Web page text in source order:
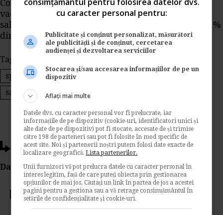
Contractul colectiv de munca aplicabil prima de
vacanta nu se acorda diferentiat apreciem ca
salariatul beneficiaza de prima in cuantum de 75%
din salariu de baza.
Tags:
sporuri si indemnizatii
concediu medical
salariu de baza
Ti-a placut acest articol?
Da Like, Printeaza sau trimite pe Email!
Votati articolul
cu caracter personal pentru:
Publicitate și conținut personalizat, măsurători
ale publicității și de conținut, cercetarea
audienței și dezvoltarea serviciilor
Stocarea și/sau accesarea informațiilor de pe un
dispozitiv
Aflați mai multe
Datele dvs. cu caracter personal vor fi prelucrate, iar
informațiile de pe dispozitiv (cookie-uri, identificatori unici și
alte date de pe dispozitiv) pot fi stocate, accesate de și trimise
către 198 de parteneri sau pot fi folosite în mod specific de
acest site. Noi și partenerii noștri putem folosi date exacte de
localizare geografică.Lista partenerilor.
Unii furnizori vă pot prelucra datele cu caracter personal în
interes legitim, față de care puteți obiecta prin gestionarea
opțiunilor de mai jos. Căutați un link în partea de jos a acestei
pagini pentru a gestiona sau a vă retrage consimțământul în
setările de confidențialitate și cookie-uri.